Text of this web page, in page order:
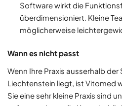
Software wirkt die
überdimensioniert. Kleine
möglicherweise
Wann es nicht passt
Wenn Ihre Praxis ausserhalb der
Liechtenstein liegt, ist Vitomed
Sie eine sehr kleine Praxis sind